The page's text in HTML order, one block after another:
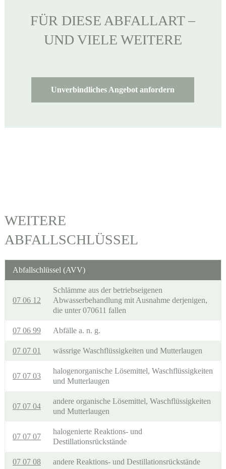
FÜR DIESE ABFALLART –
UND VIELE WEITERE
Unverbindliches Angebot anfordern
WEITERE
ABFALLSCHLÜSSEL
Abfallschlüssel (AVV)
07 06 12
Schlämme aus der betriebseigenen
Abwasserbehandlung mit Ausnahme derjenigen,
die unter 070611 fallen
07 06 99 Abfälle a. n. g.
07 07 01 wässrige Waschflüssigkeiten und Mutterlaugen
07 07 03
halogenorganische Lösemittel, Waschflüssigkeiten
und Mutterlaugen
07 07 04
andere organische Lösemittel, Waschflüssigkeiten
und Mutterlaugen
07 07 07
halogenierte Reaktions- und
Destillationsrückstände
07 07 08 andere Reaktions- und Destillationsrückstände